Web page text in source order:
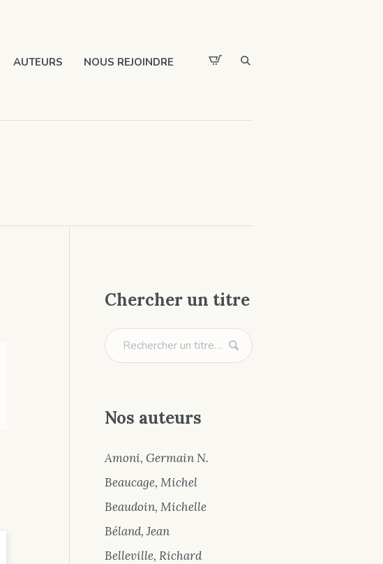
AUTEURS NOUS REJOINDRE
Chercher un titre
Nos auteurs
Amoni, Germain N.
Beaucage, Michel
Beaudoin, Michelle
Béland, Jean
Belleville, Richard